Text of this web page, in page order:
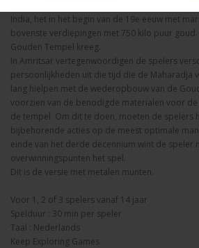
India, het in het begin van de 19e eeuw met
bovenste verdiepingen met 750 kilo puur
Gouden Tempel kreeg.
In Amritsar vertegenwoordigen de spelers
persoonlijkheden uit die tijd die de Maharadja
lang hielpen met de wederopbouw van de
voorzien van de benodigde materialen voor
de tempel. Om dit te doen, moeten de spelers
bijbehorende acties op de meest optimale
einde van het derde decennium wint de speler
overwinningspunten het spel.
Dit is de versie met metalen munten.
Voor 1, 2 of 3 spelers vanaf 14 jaar
Spelduur : 30 min per speler
Taal : Nederlands
Keep Exploring Games